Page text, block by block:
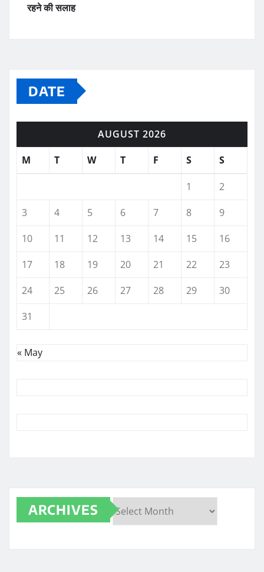
रहने की सलाह
DATE
AUGUST 2026
M
T W T F S S
1
2
3
4 5 6 7 8
9
10
11 12 13 14 15
16
17
18 19 20 21 22
23
24
25 26 27 28 29
30
31
« May
ARCHIVES